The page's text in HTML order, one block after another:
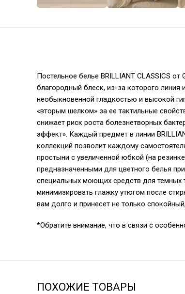
Постельное белье BRILLIANT CLASSICS
благородный блеск, из-за которого линия
необыкновенной гладкостью и высокой
«вторым шелком» за ее тактильные
снижает риск роста болезнетворных
эффект». Каждый предмет в линии
коллекций позволит каждому
простыни с увеличенной юбкой (на
предназначенными для цветного белья
специальных моющих средств для темных
минимизировать глажку утюгом после
вам долго и принесет не только
*Обратите внимание, что в связи с
ПОХОЖИЕ ТОВАРЫ